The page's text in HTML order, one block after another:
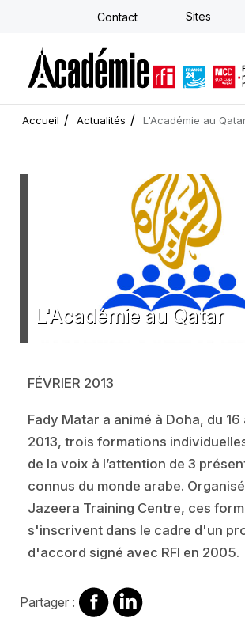
Aller
principal
Contact Sites
Formations sur-mesure
Conseil stratégique
E-learning individuel
L'Académie
Actualités
Newsletter
Accueil Actualités L'Académie au
L'Académie au Qatar
FÉVRIER 2013
Fady Matar a animé à Doha, du
2013, trois formations
de la voix à l’attention de 3
connus du monde arabe.
Jazeera Training Centre, ces
s'inscrivent dans le cadre d'un
d'accord signé avec RFI en 2005.
Partager : Partager
sur
Partager
sur